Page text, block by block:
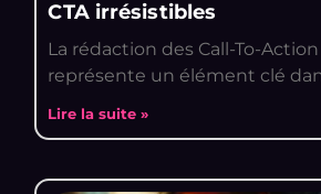
CTA irrésistibles
La rédaction des Call-To-Action
représente un élément clé
Lire la suite »